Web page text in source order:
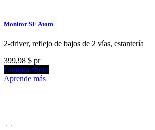
Monitor SE Atom
2-driver, reflejo de bajos de 2 vías, estantería
399,98 $ pr
Compra ahora
Aprende más